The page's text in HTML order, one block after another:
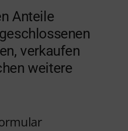
Anteile
verkaufen
weitere